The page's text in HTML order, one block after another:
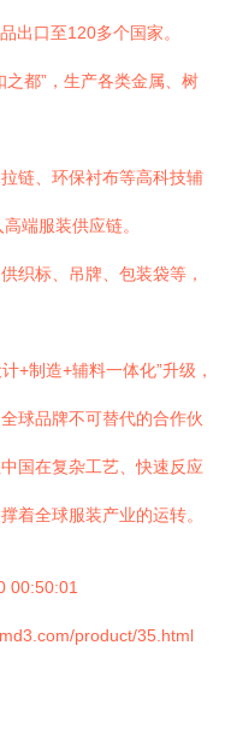
出口至120多个国家。
都”，生产各类金属、树
链、环保衬布等高科技辅
端服装供应链。
织标、吊牌、包装袋等，
+制造+辅料一体化”升级，
球品牌不可替代的合作伙
国在复杂工艺、快速反应
着全球服装产业的运转。
00:50:01
product/35.html